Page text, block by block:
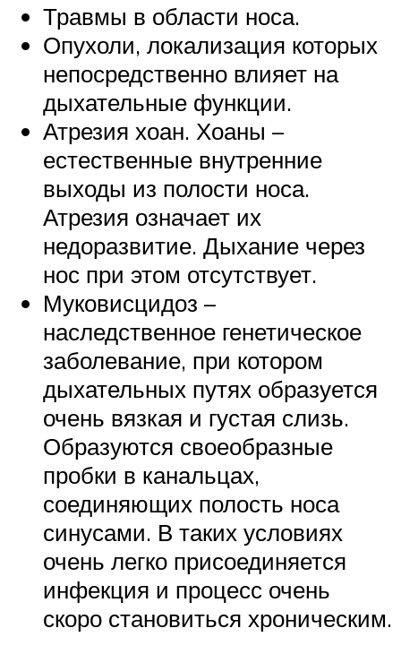
Травмы в области носа.
Опухоли, локализация которых
непосредственно влияет на
дыхательные функции.
Атрезия хоан. Хоаны –
естественные внутренние
выходы из полости носа.
Атрезия означает их
недоразвитие. Дыхание через
нос при этом отсутствует.
Муковисцидоз –
наследственное генетическое
заболевание, при котором
дыхательных путях образуется
очень вязкая и густая слизь.
Образуются своеобразные
пробки в канальцах,
соединяющих полость носа
синусами. В таких условиях
очень легко присоединяется
инфекция и процесс очень
скоро становиться хроническим.